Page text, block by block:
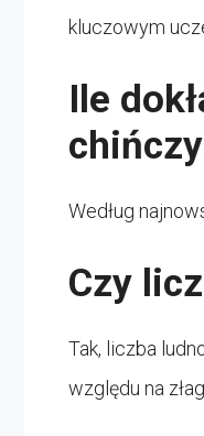
kluczowym
Ile
Według
Czy
Tak, liczba
względu na